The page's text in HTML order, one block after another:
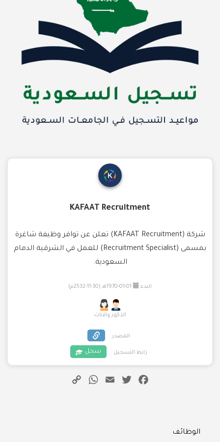
KAFAAT Recruitment
شركة (KAFAAT Recruitment) تعلن عن توافر وظيفة شاغرة
بمسمى (Recruitment Specialist) للعمل في الشرقية الدمام
السعودية.
البدء:
الذكور والاناث
المصدر
رابط التسجيل سجل
Facebook
Twitter
Email
WhatsApp
Categories
الوظائف